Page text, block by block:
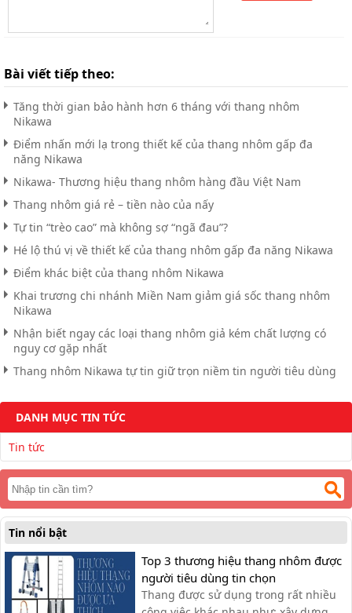
Bài viết tiếp theo:
Tăng thời gian bảo hành hơn 6 tháng với thang nhôm
Nikawa
Điểm nhấn mới lạ trong thiết kế của thang nhôm gấp đa
năng Nikawa
Nikawa- Thương hiệu thang nhôm hàng đầu Việt Nam
Thang nhôm giá rẻ – tiền nào của nấy
Tự tin “trèo cao” mà không sợ “ngã đau”?
Hé lộ thú vị về thiết kế của thang nhôm gấp đa năng Nikawa
Điểm khác biệt của thang nhôm Nikawa
Khai trương chi nhánh Miền Nam giảm giá sốc thang nhôm
Nikawa
Nhận biết ngay các loại thang nhôm giả kém chất lượng có
nguy cơ gặp nhất
Thang nhôm Nikawa tự tin giữ trọn niềm tin người tiêu dùng
DANH MỤC TIN TỨC
Tin tức
Tin nổi bật
Top 3 thương hiệu thang nhôm được
người tiêu dùng tin chọn
Thang được sử dụng trong rất nhiều